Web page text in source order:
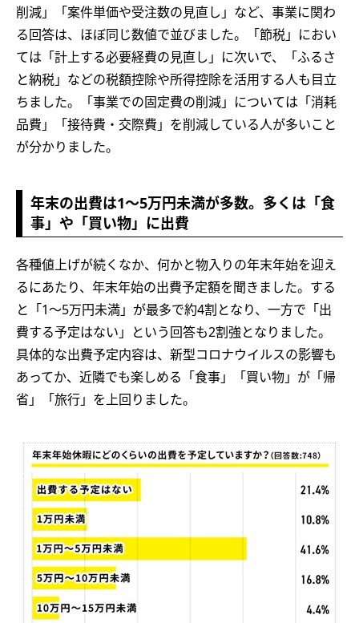
削減」「案件単価や受注数の見直し」など、事業に関わ
る回答は、ほぼ同じ数値で並びました。「節税」におい
ては「計上する必要経費の見直し」に次いで、「ふるさ
と納税」などの税額控除や所得控除を活用する人も目立
ちました。「事業での固定費の削減」については「消耗
品費」「接待費・交際費」を削減している人が多いこと
が分かりました。
年末の出費は1～5万円未満が多数。多くは「食
事」や「買い物」に出費
各種値上げが続くなか、何かと物入りの年末年始を迎え
るにあたり、年末年始の出費予定額を聞きました。する
と「1～5万円未満」が最多で約4割となり、一方で「出
費する予定はない」という回答も2割強となりました。
具体的な出費予定内容は、新型コロナウイルスの影響も
あってか、近隣でも楽しめる「食事」「買い物」が「帰
省」「旅行」を上回りました。